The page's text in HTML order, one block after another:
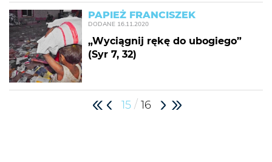
PAPIEŻ FRANCISZEK
DODANE 16.11.2020
„Wyciągnij rękę do ubogiego”
(Syr 7, 32)
15 / 16